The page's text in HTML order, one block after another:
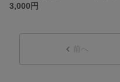
3,000円
前へ